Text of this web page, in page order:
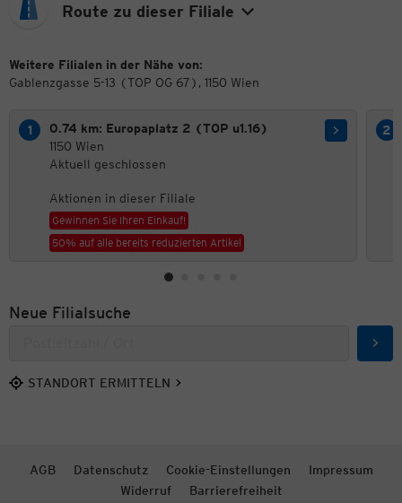
Route zu dieser Filiale
Weitere Filialen in der Nähe von:
Gablenzgasse 5-13 (TOP OG 67), 1150 Wien
0.74 km: Europaplatz 2 (TOP u1.16)
1150 Wien
Aktuell geschlossen
Aktionen in dieser Filiale
Gewinnen Sie Ihren Einkauf!
50% auf alle bereits reduzierten Artikel
Neue Filialsuche
STANDORT ERMITTELN
AGB Datenschutz Cookie-Einstellungen
Impressum
Widerruf
Barrierefreiheit